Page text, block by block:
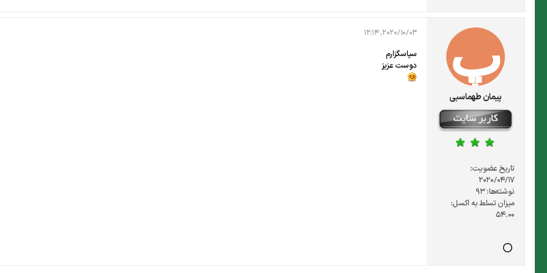
پیمان طهماسبی
تاریخ عضویت:
2020/04/17
نوشته‌ها:93
میزان تسلط به اکسل:
54.00
2020/10/03, 12:14
سپاسگزارم
دوست عزیز